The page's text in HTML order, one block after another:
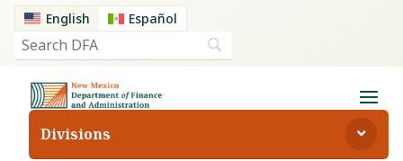
English Español
Divisions